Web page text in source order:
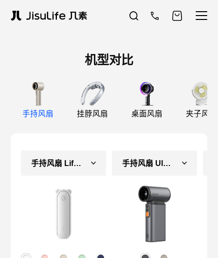
机型对比
手持风扇 挂脖风扇 桌面风扇 夹子风扇
手持风扇 Life8（常规款） 手持风扇 Ultra1